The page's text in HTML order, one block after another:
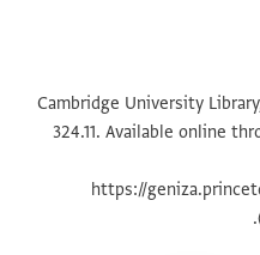
הגדל וסובב
Cambridge University
324.11. Available online
https://